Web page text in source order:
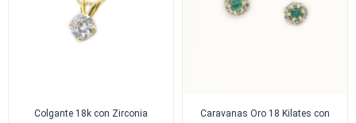
Colgante 18k con Zirconia
Caravanas Oro 18 Kilates con